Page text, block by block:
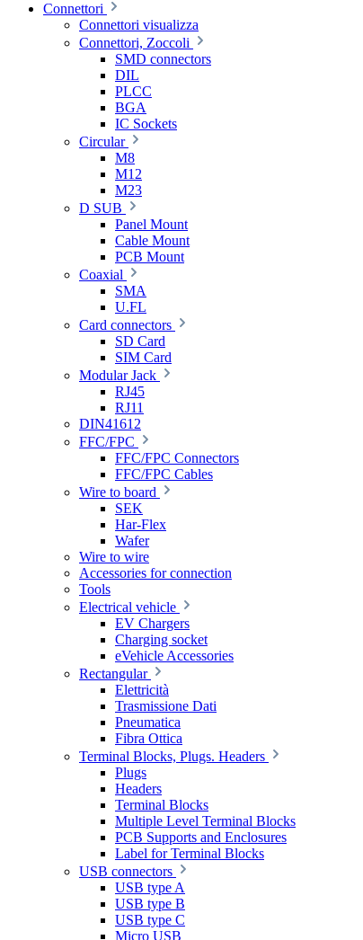
Connettori
Connettori visualizza
Connettori, Zoccoli
SMD connectors
DIL
PLCC
BGA
IC Sockets
Circular
M8
M12
M23
D SUB
Panel Mount
Cable Mount
PCB Mount
Coaxial
SMA
U.FL
Card connectors
SD Card
SIM Card
Modular Jack
RJ45
RJ11
DIN41612
FFC/FPC
FFC/FPC Connectors
FFC/FPC Cables
Wire to board
SEK
Har-Flex
Wafer
Wire to wire
Accessories for connection
Tools
Electrical vehicle
EV Chargers
Charging socket
eVehicle Accessories
Rectangular
Elettricità
Trasmissione Dati
Pneumatica
Fibra Ottica
Terminal Blocks, Plugs. Headers
Plugs
Headers
Terminal Blocks
Multiple Level Terminal Blocks
PCB Supports and Enclosures
Label for Terminal Blocks
USB connectors
USB type A
USB type B
USB type C
Micro USB